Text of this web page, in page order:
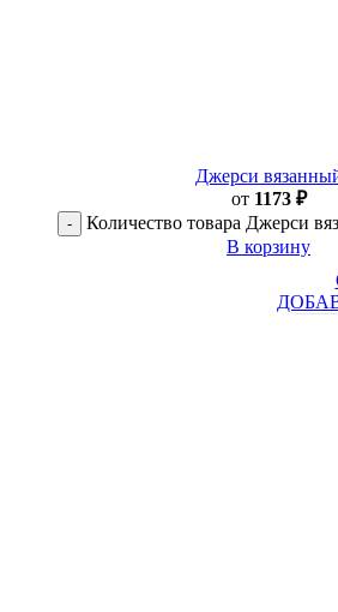
Джерси
от 1173 ₽
Количество товара Джерси
В корзину